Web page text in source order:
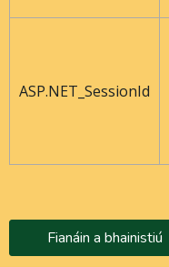
ASP.NET_SessionId
Fianáin a bhainistiú